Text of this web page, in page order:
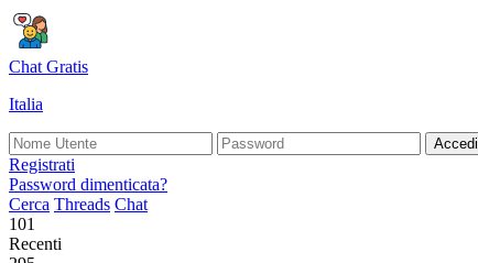
Chat Gratis
Italia
Accedi
Registrati
Password dimenticata?
Cerca Threads Chat
101
Recenti